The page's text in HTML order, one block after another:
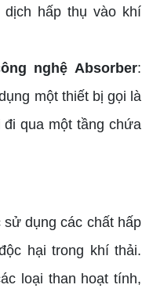
dịch hấp thụ vào khí
nghệ Absorber:
một thiết bị gọi là
qua một tầng chứa
dụng các chất hấp
hại trong khí thải.
loại than hoạt tính,